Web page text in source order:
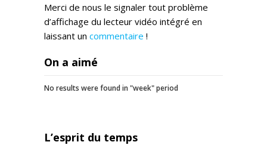
Merci de nous le signaler tout problème
d’affichage du lecteur vidéo intégré en
laissant un commentaire !
On a aimé
No results were found in "week" period
L’esprit du temps